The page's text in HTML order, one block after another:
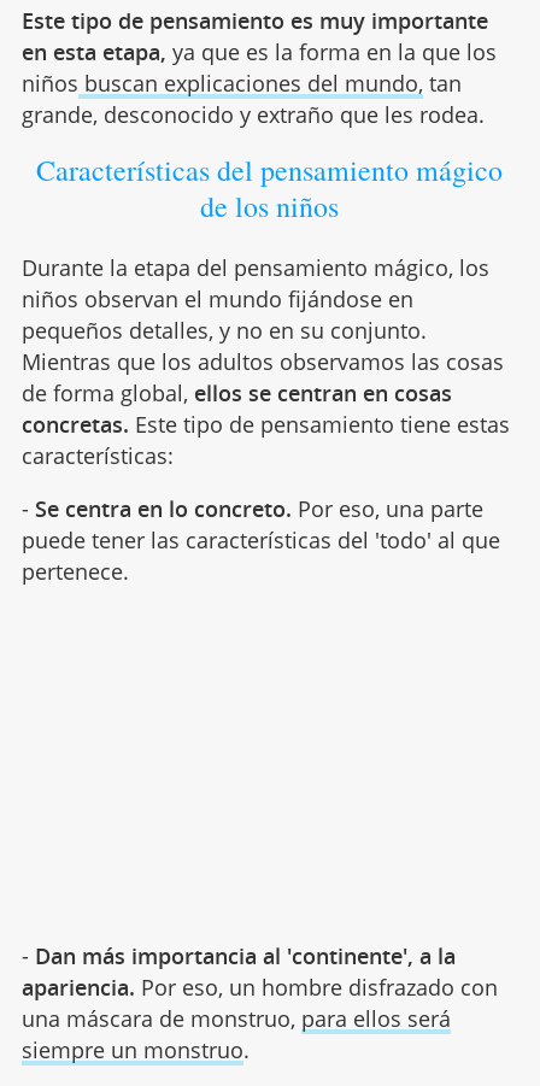
Este tipo de pensamiento es muy importante
en esta etapa, ya que es la forma en la que los
niños buscan explicaciones del mundo, tan
grande, desconocido y extraño que les rodea.
Características del pensamiento mágico
de los niños
Durante la etapa del pensamiento mágico, los
niños observan el mundo fijándose en
pequeños detalles, y no en su conjunto.
Mientras que los adultos observamos las cosas
de forma global, ellos se centran en cosas
concretas. Este tipo de pensamiento tiene estas
características:
- Se centra en lo concreto. Por eso, una parte
puede tener las características del 'todo' al que
pertenece.
- Dan más importancia al 'continente', a la
apariencia. Por eso, un hombre disfrazado con
una máscara de monstruo, para ellos será
siempre un monstruo.